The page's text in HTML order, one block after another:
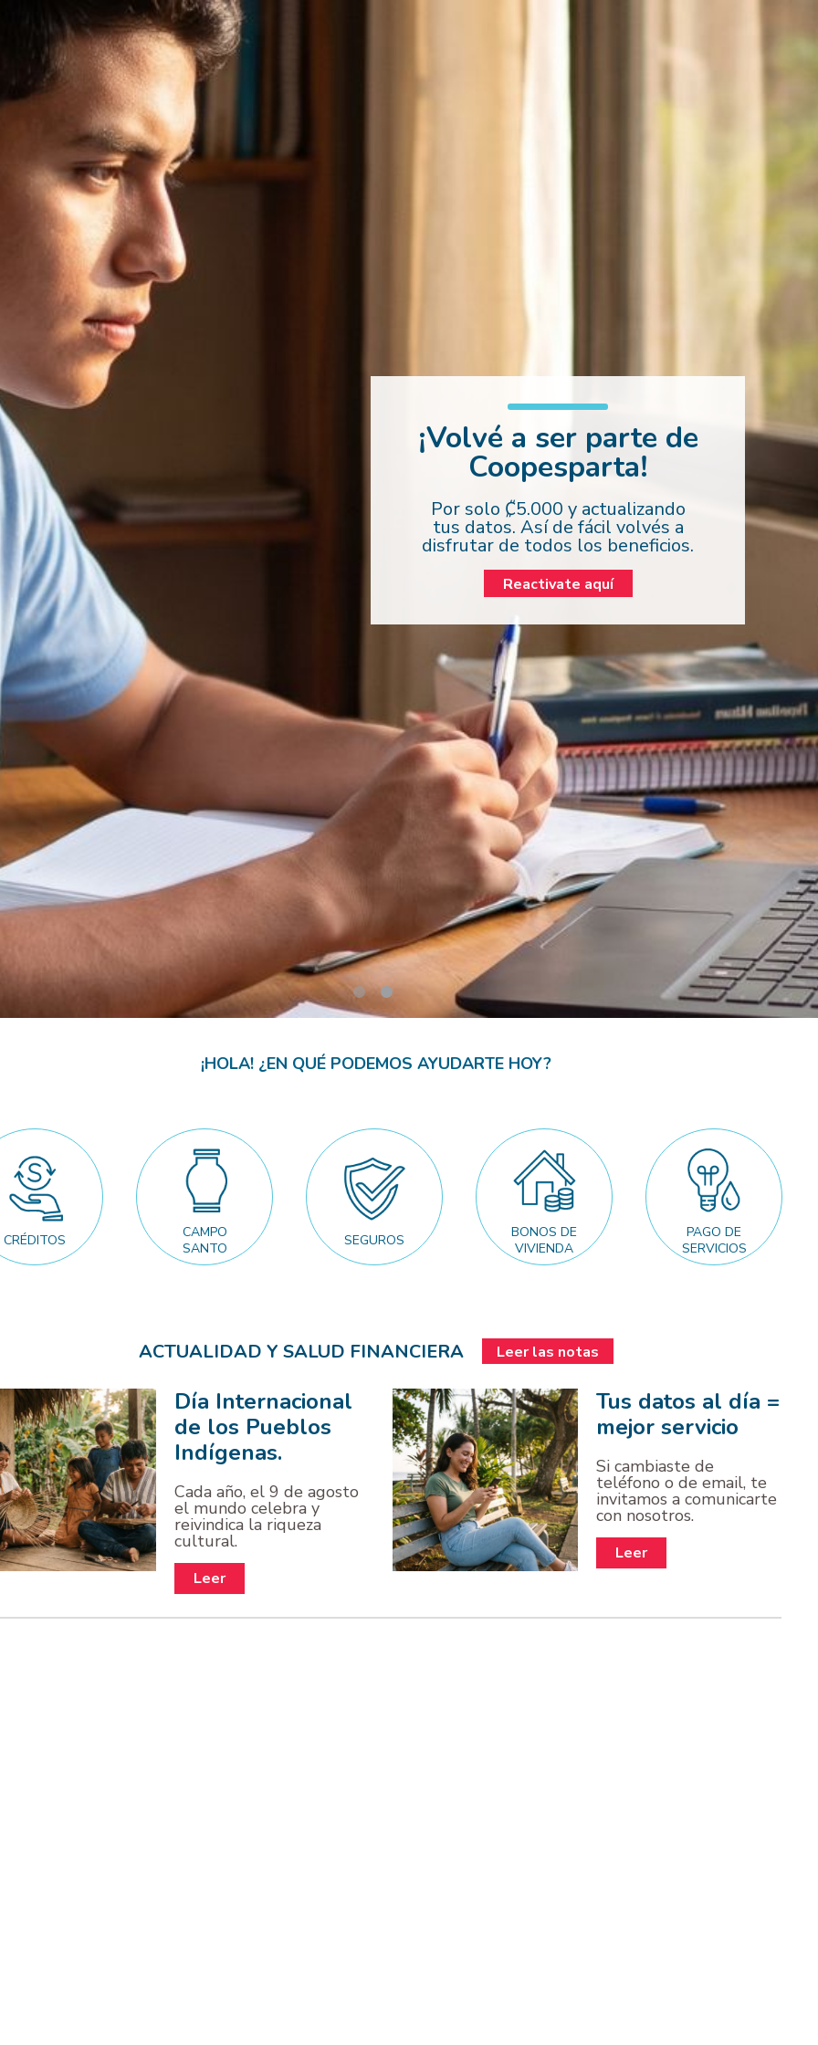
¡Volvé a ser parte de
Coopesparta!
Por solo ₡5.000 y actualizando
tus datos. Así de fácil volvés a
disfrutar de todos los beneficios.
Reactivate aquí
¡HOLA! ¿EN QUÉ PODEMOS AYUDARTE HOY?
CRÉDITOS
CAMPO
SANTO
SEGUROS
BONOS DE
VIVIENDA
PAGO DE
SERVICIOS
ACTUALIDAD Y SALUD FINANCIERA Leer las notas
Día Internacional
de los Pueblos
Indígenas.
Cada año, el 9 de agosto
el mundo celebra y
reivindica la riqueza
cultural.
Leer
Tus datos al día =
mejor servicio
Si cambiaste de
teléfono o de email, te
invitamos a comunicarte
con nosotros.
Leer